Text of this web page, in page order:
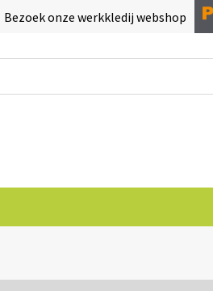
Bezoek onze werkkledij webshop